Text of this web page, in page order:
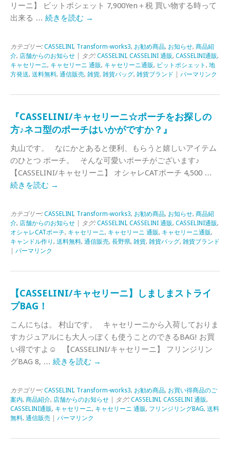
リーニ】 ビットポシェット 7,900Yen＋税 買い物する時って
出来る … 続きを読む →
カテゴリー: CASSELINI, Transform-works3, お勧め商品, お知らせ, 商品紹
介, 店舗からのお知らせ | タグ: CASSELINI, CASSELINI 通販, CASSELINI通販,
キャセリーニ, キャセリーニ 通販, キャセリーニ通販, ビットポシェット , 地
方発送, 送料無料, 通信販売, 雑貨, 雑貨バッグ, 雑貨ブランド パーマリンク
『CASSELINI/キャセリーニ☆ポーチをお探しの
方♪ネコ型のポーチはいかがですか？』
丸山です。 なにかとあると便利、もらうと嬉しいアイテム
のひとつ ポーチ。 そんな可愛いポーチがございます♪
【CASSELINI/キャセリーニ】 オシャレCATポーチ 4,500 …
続きを読む →
カテゴリー: CASSELINI, Transform-works3, お勧め商品, お知らせ, 商品紹
介, 店舗からのお知らせ | タグ: CASSELINI, CASSELINI 通販, CASSELINI通販,
オシャレCATポーチ, キャセリーニ, キャセリーニ 通販, キャセリーニ通販,
キャンドル作り , 送料無料, 通信販売, 長野県, 雑貨, 雑貨バッグ, 雑貨ブランド
パーマリンク
【CASSELINI/キャセリーニ】しましまストライ
プBAG！
こんにちは。 村山です。 キャセリーニから入荷しておりま
すカジュアルにも大人っぽくも使うことのできるBAG! お買
い得ですよ☺ 【CASSELINI/キャセリーニ】 フリンジリン
グBAG 8, … 続きを読む →
カテゴリー: CASSELINI, Transform-works3, お勧め商品, お買い得商品のご
案内, 商品紹介, 店舗からのお知らせ | タグ: CASSELINI, CASSELINI 通販,
CASSELINI通販, キャセリーニ, キャセリーニ 通販, フリンジリングBAG, 送料
無料, 通信販売 パーマリンク